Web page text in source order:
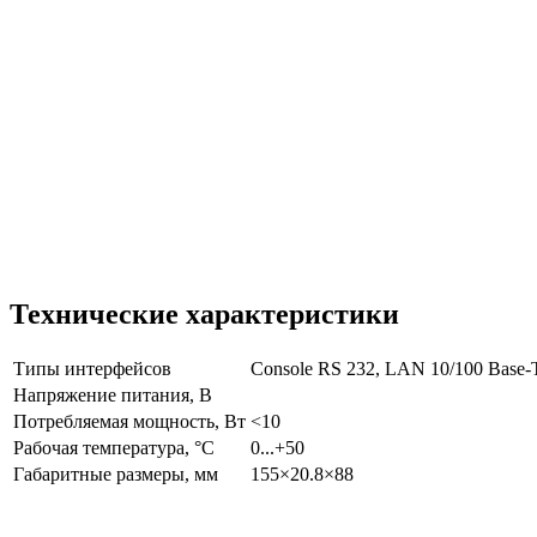
Технические характеристики
Типы интерфейсов
Console RS 232, LAN 10/100
Напряжение питания, В
Потребляемая мощность, Вт <10
Рабочая температура, °С
0...+50
Габаритные размеры, мм
155×20.8×88